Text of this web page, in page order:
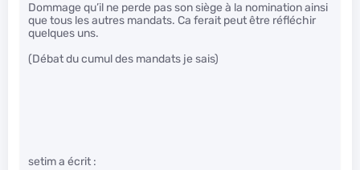
Dommage qu’il ne perde pas son siège à la nomination ainsi
que tous les autres mandats. Ca ferait peut être réfléchir
quelques uns.
(Débat du cumul des mandats je sais)
setim a écrit :